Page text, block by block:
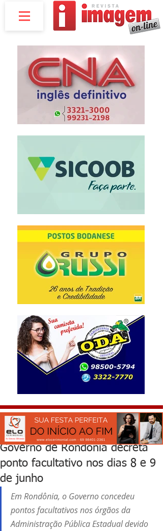
Governo de Rondônia decreta
ponto facultativo nos dias 8 e 9
de junho
Em Rondônia, o Governo concedeu
pontos facultativos nos órgãos da
Administração Pública Estadual devido